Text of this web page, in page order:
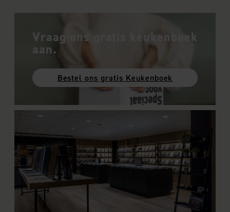
Vraag ons gratis keukenboek
aan.
Bestel ons gratis Keukenboek